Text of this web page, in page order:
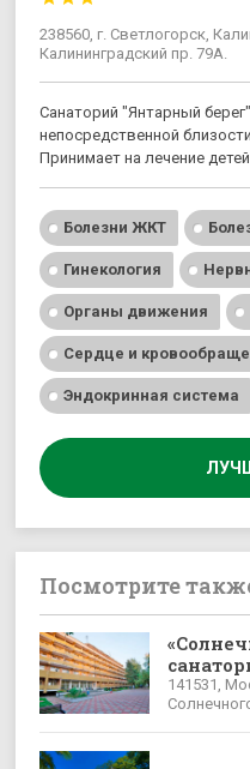
238560, г. Светлогорск,
Калининградский пр. 79А.
Санаторий "Янтарный
непосредственной
Принимает на лечение
Болезни ЖКТ
Гинекология
Органы движения
Сердце и
Эндокринная система
Посмотрите
141531,